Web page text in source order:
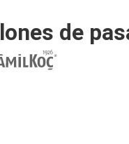
de